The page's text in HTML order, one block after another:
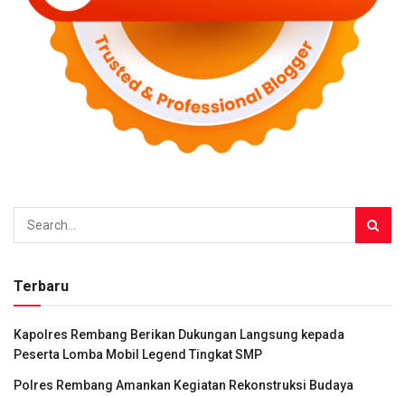
Terbaru
Kapolres Rembang Berikan Dukungan Langsung kepada
Peserta Lomba Mobil Legend Tingkat SMP
Polres Rembang Amankan Kegiatan Rekonstruksi Budaya